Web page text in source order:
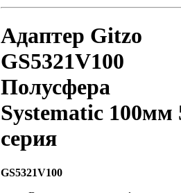
Адаптер Gitzo
GS5321V100
Полусфера
Systematic 100мм
серия
GS5321V100